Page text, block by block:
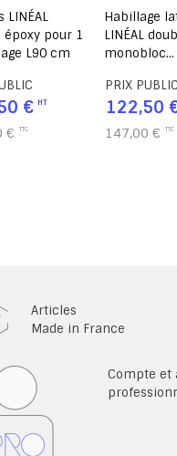
LINÉAL
pour 1
L90 cm
€
€
Habillage
LINÉAL
monobloc
L61xH160
PRIX PUBLIC
122,50
147,00 €
Articles
Made in France
Compte et